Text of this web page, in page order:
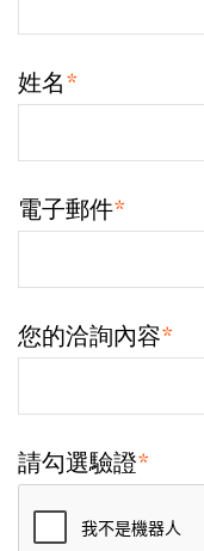
姓名*
電子郵件*
您的洽詢內容*
請勾選驗證*